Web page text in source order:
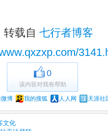
转载自 七行者博客
0
该内容对我有帮助
博 我的搜狐 人人网 天涯社
文化